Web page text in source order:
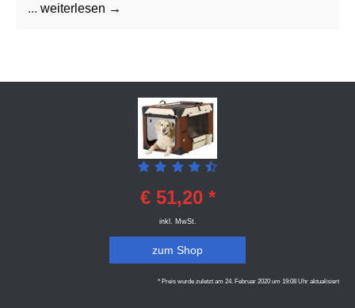
... weiterlesen →
€ 51,20 *
inkl. MwSt.
zum Shop
* Preis wurde zuletzt am 24. Februar 2020 um 19:08 Uhr aktualisiert